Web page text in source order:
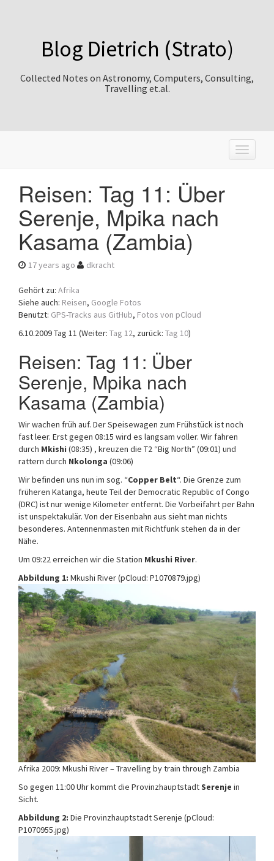
Blog Dietrich (Strato)
Collected Notes on Astronomy, Computers, Consulting,
Travelling et.al.
T
o
Reisen: Tag 11: Über
Serenje, Mpika nach
Kasama (Zambia)
17 years ago dkracht
Gehört zu: Afrika
Siehe auch: Reisen, Google Fotos
Benutzt: GPS-Tracks aus GitHub, Fotos von pCloud
6.10.2009 Tag 11 (Weiter: Tag 12, zurück: Tag 10)
Reisen: Tag 11: Über
Serenje, Mpika nach
Kasama (Zambia)
Wir wachen früh auf. Der Speisewagen zum Frühstück ist noch
fast leer. Erst gegen 08:15 wird es langsam voller. Wir fahren
durch Mkishi (08:35) , kreuzen die T2 “Big North” (09:01) und
rattern durch Nkolonga (09:06)
Wir befinden uns nun im sog. “Copper Belt“. Die Grenze zum
früheren Katanga, heute Teil der Democratic Republic of Congo
(DRC) ist nur wenige Kilometer entfernt. Die Vorbeifahrt per Bahn
ist unspektakulär. Von der Eisenbahn aus sieht man nichts
besonderes. Antennenmasten mit Richtfunk stehen da in der
Nähe.
Um 09:22 erreichen wir die Station Mkushi River.
Abbildung 1: Mkushi River (pCloud: P1070879.jpg)
Afrika 2009: Mkushi River – Travelling by train through Zambia
So gegen 11:00 Uhr kommt die ProvinzhauptstadtSerenje in
Sicht.
Abbildung 2: Die Provinzhauptstadt Serenje (pCloud:
P1070955.jpg)